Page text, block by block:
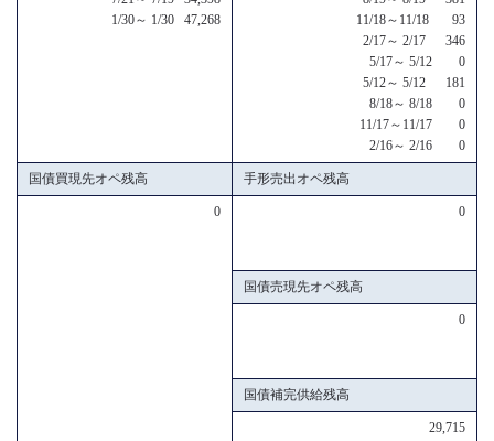
1/30～ 1/30 47,268
11/18～11/18 93
2/17～ 2/17 346
5/17～ 5/12 0
5/12～ 5/12 181
8/18～ 8/18 0
11/17～11/17 0
2/16～ 2/16 0
国債買現先オペ残高 手形売出オペ残高
0 0
国債売現先オペ残高
0
国債補完供給残高
29,715